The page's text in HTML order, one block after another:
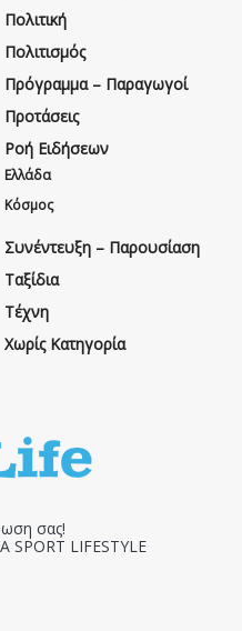
Πολιτική
Πολιτισμός
Πρόγραμμα – Παραγωγοί
Προτάσεις
Ροή Ειδήσεων
Ελλάδα
Κόσμος
Συνέντευξη – Παρουσίαση
Ταξίδια
Τέχνη
Χωρίς Κατηγορία
σας!
LIFESTYLE